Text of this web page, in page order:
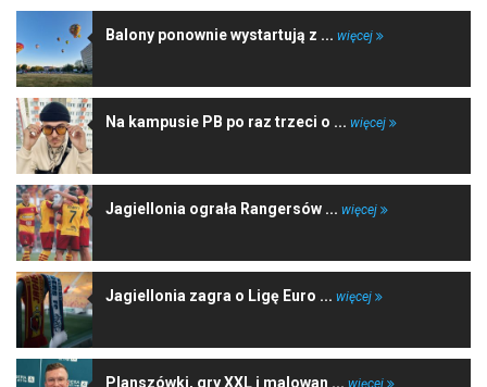
Balony ponownie wystartują z ... więcej
Na kampusie PB po raz trzeci o ... więcej
Jagiellonia ograła Rangersów ... więcej
Jagiellonia zagra o Ligę Euro ... więcej
Planszówki, gry XXL i malowan ... więcej